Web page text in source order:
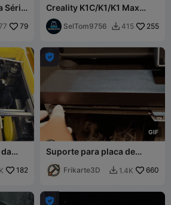
Série
79
Creality K1C/K1/K1 Max
basic tool holder L/R
SelTom9756  415 255
182
GIF

Suporte para placa de
Creality K1/K1 Max
Frikarte3D  1.4K 660
